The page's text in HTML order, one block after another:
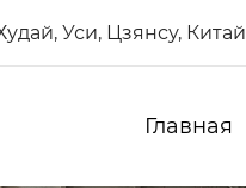
Уси, Цзянсу, Китай
Главная